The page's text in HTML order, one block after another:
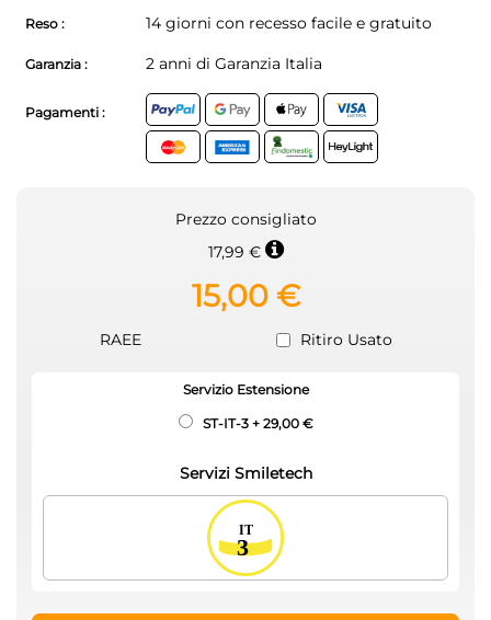
Reso : 14 giorni con recesso facile e gratuito
Garanzia : 2 anni di Garanzia Italia
Pagamenti :
Prezzo consigliato
17,99 €
15,00 €
RAEE Ritiro Usato
Servizio Estensione
ST-IT-3 + 29,00 €
Servizi Smiletech